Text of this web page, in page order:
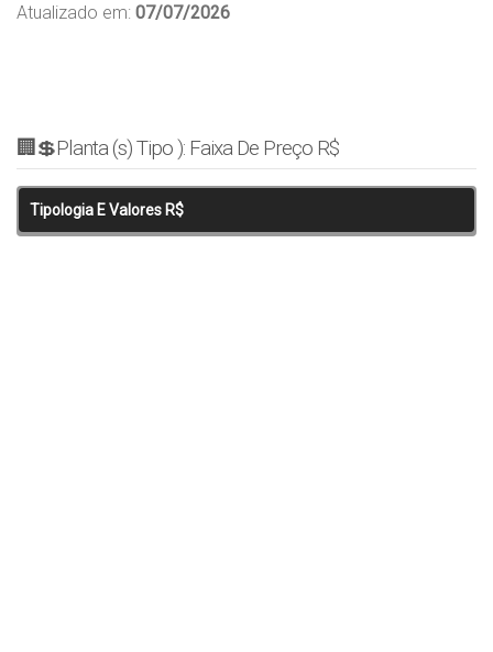
Atualizado em: 07/07/2026
🏢💲Planta (s) Tipo ): Faixa De Preço R$
Tipologia E Valores R$